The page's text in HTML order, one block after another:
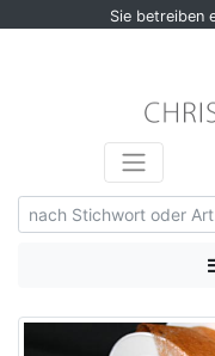
Sie betreiben